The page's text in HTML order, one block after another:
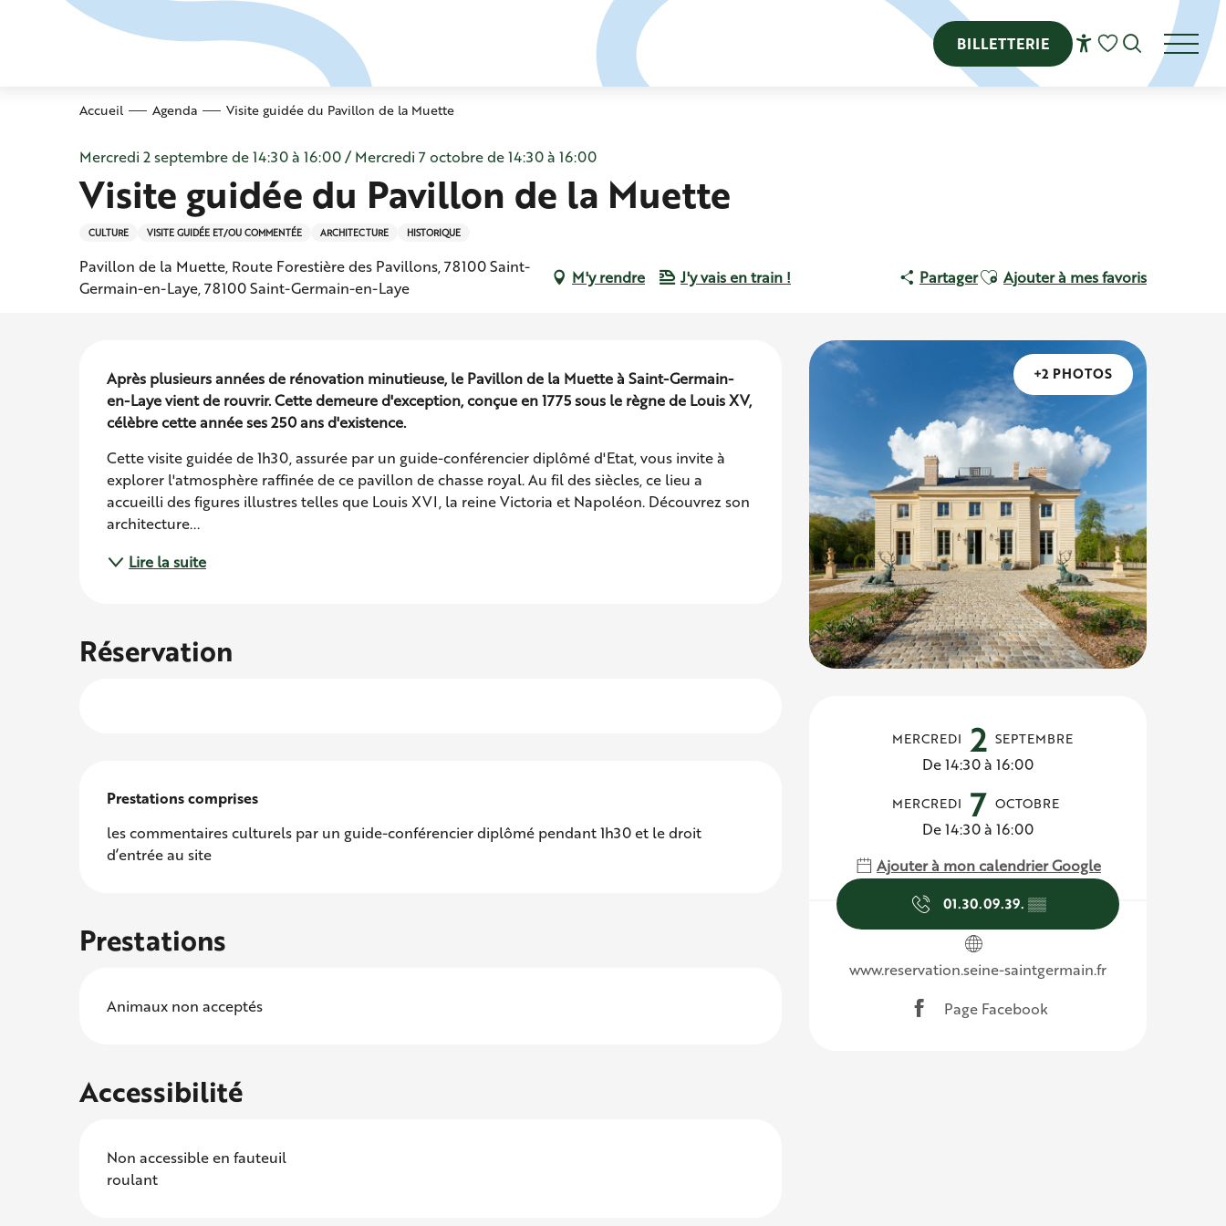
BILLETTERIE
Voir les favoris
Accueil Agenda Visite guidée du Pavillon de la Muette
Mercredi 2 septembre de 14:30 à 16:00 / Mercredi 7 octobre de 14:30 à 16:00
Visite guidée du Pavillon de la Muette
CULTURE VISITE GUIDÉE ET/OU COMMENTÉE ARCHITECTURE HISTORIQUE
Pavillon de la Muette, Route Forestière des Pavillons, 78100 Saint-
Germain-en-Laye, 78100 Saint-Germain-en-Laye
M'y rendre J'y vais en train ! PartagerAjouter aux favoris
Ajouter à mes favoris
+2 PHOTOS
Ouverture et
MERCREDI 2 SEPTEMBRE
De 14:30 à 16:00
MERCREDI 7 OCTOBRE
De 14:30 à 16:00
Ajouter à mon calendrier Google
01.30.09.39. ▒▒
www.reservation.seine-saintgermain.fr
Page Facebook
Description
Après plusieurs années de rénovation minutieuse, le Pavillon de la Muette à Saint-Germain-
en-Laye vient de rouvrir. Cette demeure d'exception, conçue en 1775 sous le règne de Louis XV,
célèbre cette année ses 250 ans d'existence.
Cette visite guidée de 1h30, assurée par un guide-conférencier diplômé d'Etat, vous invite à
explorer l'atmosphère raffinée de ce pavillon de chasse royal. Au fil des siècles, ce lieu a
accueilli des figures illustres telles que Louis XVI, la reine Victoria et Napoléon. Découvrez son
architecture...
Lire la suite
Réservation
Prestations comprises
Prestations comprises
les commentaires culturels par un guide-conférencier diplômé pendant 1h30 et le droit
d’entrée au site
Prestations
Animaux non acceptés
Accessibilité
Non accessible en fauteuil
roulant